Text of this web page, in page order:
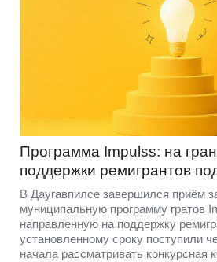
Программа Impulss: на
поддержки ремигрантов
В Даугавпилсе завершился приём
муниципальную программу гратов
направленную на поддержку
установленному сроку поступили
начала рассматривать конкурсная